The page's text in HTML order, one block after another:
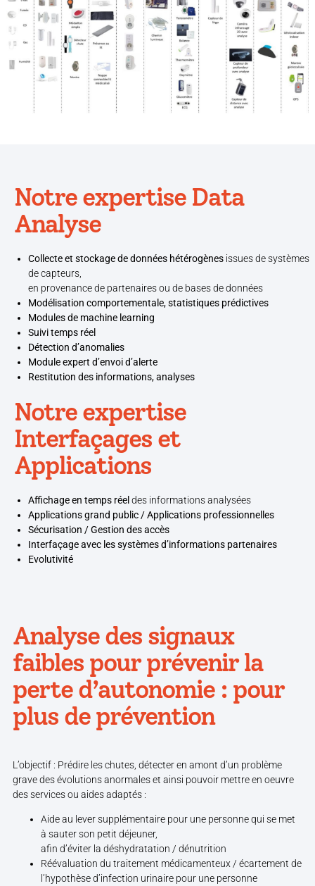
Notre expertise Data
Analyse
Collecte et stockage de données hétérogènes issues de systèmes
de capteurs,
en provenance de partenaires ou de bases de données
Modélisation comportementale, statistiques prédictives
Modules de machine learning
Suivi temps réel
Détection d’anomalies
Module expert d’envoi d’alerte
Restitution des informations, analyses
Notre expertise
Interfaçages et
Applications
Affichage en temps réel des informations analysées
Applications grand public / Applications professionnelles
Sécurisation / Gestion des accès
Interfaçage avec les systèmes d’informations partenaires
Evolutivité
Analyse des signaux
faibles pour prévenir la
perte d’autonomie : pour
plus de prévention
L’objectif : Prédire les chutes, détecter en amont d’un problème
grave des évolutions anormales et ainsi pouvoir mettre en oeuvre
des services ou aides adaptés :
Aide au lever supplémentaire pour une personne qui se met
à sauter son petit déjeuner,
afin d’éviter la déshydratation / dénutrition
Réévaluation du traitement médicamenteux / écartement de
l’hypothèse d’infection urinaire pour une personne